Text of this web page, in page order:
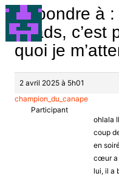
Répondre à
quads, c’est
quoi je
2 avril 2025 à 5h01
champion_du_canape
Participant
ohlala
coup
en
cœur a
lui, il a